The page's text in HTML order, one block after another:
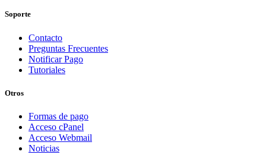
Soporte
Contacto
Preguntas Frecuentes
Notificar Pago
Tutoriales
Otros
Formas de pago
Acceso cPanel
Acceso Webmail
Noticias